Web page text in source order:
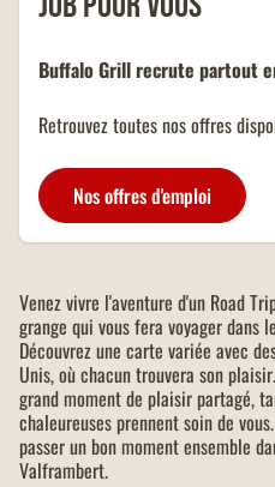
Buffalo Grill recrute partout
Retrouvez toutes nos offres
Nos offres d'emploi
Venez vivre l'aventure d'un Road
grange qui vous fera voyager dans
Découvrez une carte variée avec
Unis, où chacun trouvera son
grand moment de plaisir partagé,
chaleureuses prennent soin de
passer un bon moment ensemble
Valframbert.